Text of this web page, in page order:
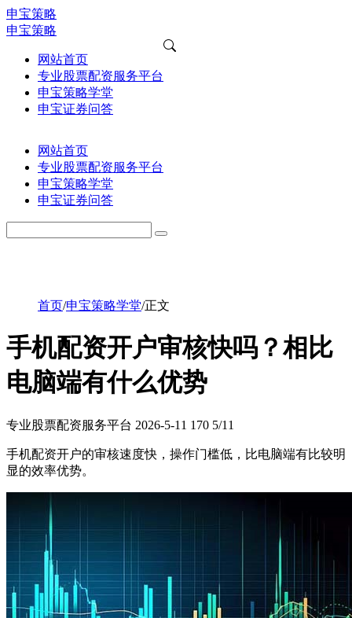
申宝策略
申宝策略
网站首页
专业股票配资服务平台
申宝策略学堂
申宝证券问答
网站首页
专业股票配资服务平台
申宝策略学堂
申宝证券问答
首页/申宝策略学堂/正文
手机配资开户审核快吗？相比
电脑端有什么优势
专业股票配资服务平台 2026-5-11 170 5/11
手机配资开户的审核速度快，操作门槛低，比电脑端有比较明
显的效率优势。